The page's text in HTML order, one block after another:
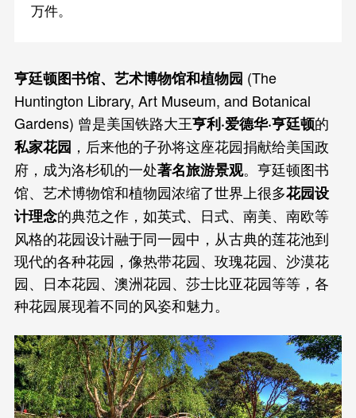
万件。
亨廷顿图书馆、艺术博物馆和植物园 (The
Huntington Library, Art Museum, and Botanical
Gardens) 曾是美国铁路大王亨利·爱德华·亨廷顿的
私家花园 ，后来他的子孙将这座花园捐献给美国政
府，成为洛杉矶的一处著名旅游景观。亨廷顿图书
馆、艺术博物馆和植物园浓缩了世界上很多花园设
计理念的典范之作，如英式、日式、南美、南欧等
风格的花园设计融于同一园中，从古典的莲花池到
现代的各种花园，像热带花园、玫瑰花园、沙漠花
园、日本花园、澳洲花园、莎士比亚花园等等，各
种花园展现着不同的风姿和魅力。